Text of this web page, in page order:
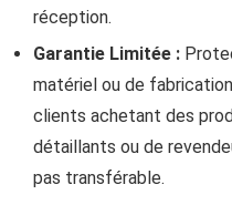
réception.
Garantie Limitée :
matériel ou de
clients achetant des
détaillants ou de
pas transférable.